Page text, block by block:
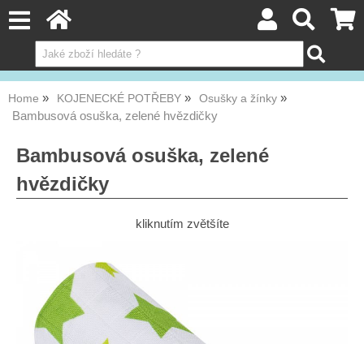
Home KOJENECKÉ POTŘEBY Osušky a žínky
Bambusová osuška, zelené hvězdičky
Bambusová osuška, zelené
hvězdičky
kliknutím zvětšíte